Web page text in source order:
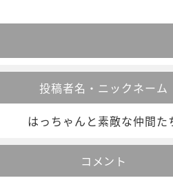
投稿者名・ニックネーム
はっちゃんと素敵な仲間た
コメント